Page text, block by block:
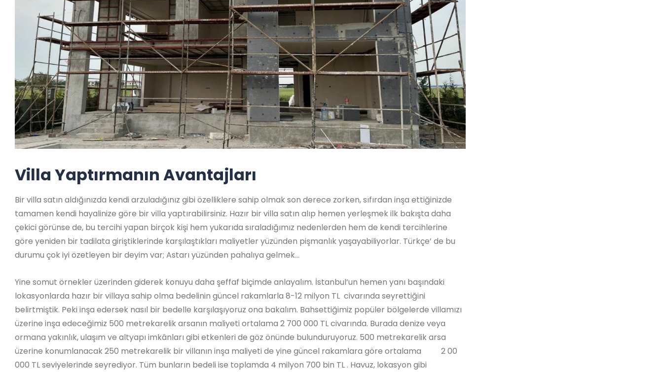
Villa Yaptırmanın Avantajları
Bir villa satın aldığınızda kendi arzuladığınız gibi özelliklere sahip olmak son derece zorken, sıfırdan inşa ettiğinizde
tamamen kendi hayalinize göre bir villa yaptırabilirsiniz. Hazır bir villa satın alıp hemen yerleşmek ilk bakışta daha
çekici görünse de, bu tercihi yapan birçok kişi hem yukarıda sıraladığımız nedenlerden hem de kendi tercihlerine
göre yeniden bir tadilata giriştiklerinde karşılaştıkları maliyetler yüzünden pişmanlık yaşayabiliyorlar. Türkçe’ de bu
durumu çok iyi özetleyen bir deyim var; Astarı yüzünden pahalıya gelmek…
Yine somut örnekler üzerinden giderek konuyu daha şeffaf biçimde anlayalım. İstanbul’un hemen yanı başındaki
lokasyonlarda hazır bir villaya sahip olma bedelinin güncel rakamlarla 8-12 milyon TL civarında seyrettiğini
belirtmiştik. Peki inşa edersek nasıl bir bedelle karşılaşıyoruz ona bakalım. Bahsettiğimiz popüler bölgelerde villamızı
üzerine inşa edeceğimiz 500 metrekarelik arsanın maliyeti ortalama 2 700 000 TL civarında. Burada denize veya
ormana yakınlık, ulaşım ve altyapı imkânları gibi etkenleri de göz önünde bulunduruyoruz. 500 metrekarelik arsa
üzerine konumlanacak 250 metrekarelik bir villanın inşa maliyeti de yine güncel rakamlara göre ortalama 2 00
000 TL seviyelerinde seyrediyor. Tüm bunların bedeli ise toplamda 4 milyon 700 bin TL . Havuz, lokasyon gibi